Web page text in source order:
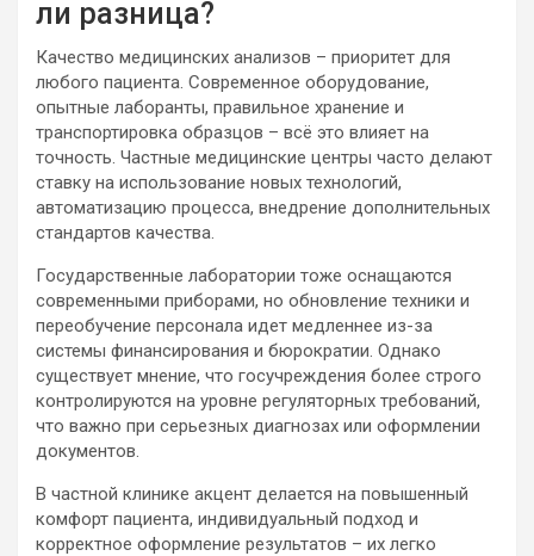
ли разница?
Качество медицинских анализов – приоритет для
любого пациента. Современное оборудование,
опытные лаборанты, правильное хранение и
транспортировка образцов – всё это влияет на
точность. Частные медицинские центры часто делают
ставку на использование новых технологий,
автоматизацию процесса, внедрение дополнительных
стандартов качества.
Государственные лаборатории тоже оснащаются
современными приборами, но обновление техники и
переобучение персонала идет медленнее из-за
системы финансирования и бюрократии. Однако
существует мнение, что госучреждения более строго
контролируются на уровне регуляторных требований,
что важно при серьезных диагнозах или оформлении
документов.
В частной клинике акцент делается на повышенный
комфорт пациента, индивидуальный подход и
корректное оформление результатов – их легко